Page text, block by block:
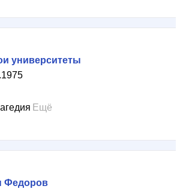
университеты
Ещё
Федоров